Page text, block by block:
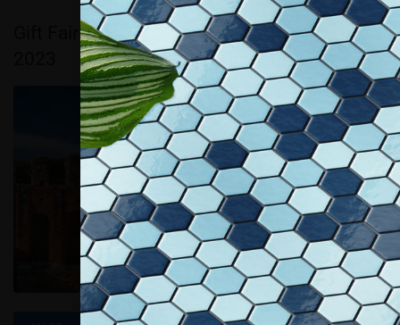
Gift Fair 23a edizione, dal 23 al 25 settembre